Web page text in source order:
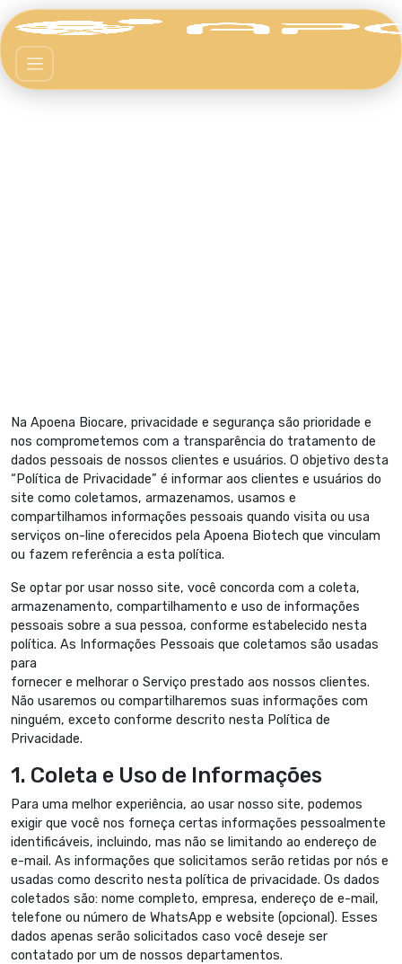
Na Apoena Biocare, privacidade e segurança são prioridade e
nos comprometemos com a transparência do tratamento de
dados pessoais de nossos clientes e usuários. O objetivo desta
“Política de Privacidade” é informar aos clientes e usuários do
site como coletamos, armazenamos, usamos e
compartilhamos informações pessoais quando visita ou usa
serviços on-line oferecidos pela Apoena Biotech que vinculam
ou fazem referência a esta política.
Se optar por usar nosso site, você concorda com a coleta,
armazenamento, compartilhamento e uso de informações
pessoais sobre a sua pessoa, conforme estabelecido nesta
política. As Informações Pessoais que coletamos são usadas
para
fornecer e melhorar o Serviço prestado aos nossos clientes.
Não usaremos ou compartilharemos suas informações com
ninguém, exceto conforme descrito nesta Política de
Privacidade.
1. Coleta e Uso de Informações
Para uma melhor experiência, ao usar nosso site, podemos
exigir que você nos forneça certas informações pessoalmente
identificáveis, incluindo, mas não se limitando ao endereço de
e-mail. As informações que solicitamos serão retidas por nós e
usadas como descrito nesta política de privacidade. Os dados
coletados são: nome completo, empresa, endereço de e-mail,
telefone ou número de WhatsApp e website (opcional). Esses
dados apenas serão solicitados caso você deseje ser
contatado por um de nossos departamentos.